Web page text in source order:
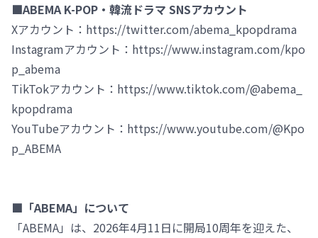
■ABEMA K-POP・韓流ドラマ SNSアカウント
Xアカウント：https://twitter.com/abema_kpopdrama
Instagramアカウント：https://www.instagram.com/kpo
p_abema
TikTokアカウント：https://www.tiktok.com/@abema_
kpopdrama
YouTubeアカウント：https://www.youtube.com/@Kpo
p_ABEMA
■「ABEMA」について
「ABEMA」は、2026年4月11日に開局10周年を迎えた、